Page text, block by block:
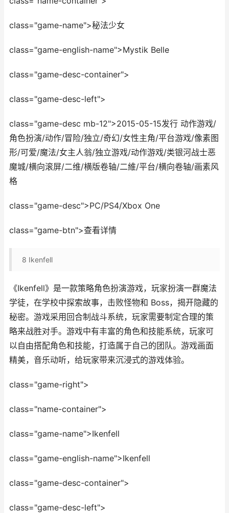
class="game-name">秘法少女
class="game-english-name">Mystik Belle
class="game-desc-container">
class="game-desc-left">
class="game-desc mb-12">2015-05-15发行 动作游戏/
角色扮演/动作/冒险/独立/奇幻/女性主角/平台游戏/像素图
形/可爱/魔法/女主人翁/独立游戏/动作游戏/类银河战士恶
魔城/横向滚屏/二维/横版卷轴/二維/平台/横向卷轴/画素风
格
class="game-desc">PC/PS4/Xbox One
class="game-btn">查看详情
8 Ikenfell
《Ikenfell》是一款策略角色扮演游戏，玩家扮演一群魔法
学徒，在学校中探索故事，击败怪物和 Boss，揭开隐藏的
秘密。游戏采用回合制战斗系统，玩家需要制定合理的策
略来战胜对手。游戏中有丰富的角色和技能系统，玩家可
以自由搭配角色和技能，打造属于自己的团队。游戏画面
精美，音乐动听，给玩家带来沉浸式的游戏体验。
class="game-right">
class="name-container">
class="game-name">Ikenfell
class="game-english-name">Ikenfell
class="game-desc-container">
class="game-desc-left">